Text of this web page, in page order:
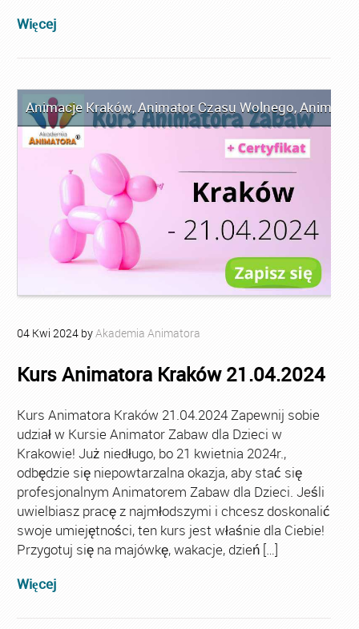
Więcej
Animacje Kraków,Animator Czasu Wolnego,
04 Kwi 2024 byAkademia Animatora
Kurs Animatora Kraków 21.04.2024
Kurs Animatora Kraków 21.04.2024 Zapewnij sobie
udział w Kursie Animator Zabaw dla Dzieci w
Krakowie! Już niedługo, bo 21 kwietnia 2024r.,
odbędzie się niepowtarzalna okazja, aby stać się
profesjonalnym Animatorem Zabaw dla Dzieci. Jeśli
uwielbiasz pracę z najmłodszymi i chcesz doskonalić
swoje umiejętności, ten kurs jest właśnie dla Ciebie!
Przygotuj się na majówkę, wakacje, dzień […]
Więcej